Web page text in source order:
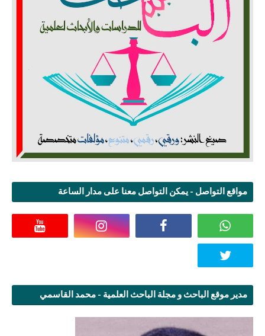
مواقع التواصل - يمكن التواصل معنا على مدار الساعة
مدير موقع الباحث و مجلة الباحث العلمية - محمد القاسمي